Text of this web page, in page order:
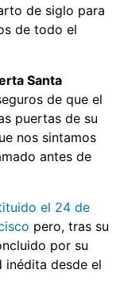
de siglo para
de todo el
Santa
de que el
puertas de su
nos sintamos
antes de
el 24 de
pero, tras su
por su
inédita desde el